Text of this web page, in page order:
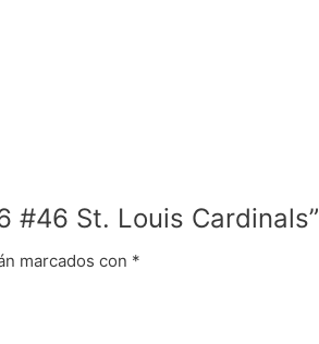
#46 St. Louis Cardinals”
marcados con *